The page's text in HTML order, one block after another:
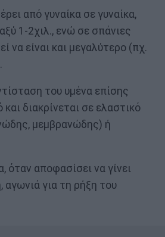
από γυναίκα σε γυναίκα,
1-2χιλ., ενώ σε σπάνιες
να είναι και μεγαλύτερο (πχ.
του υμένα επίσης
και διακρίνεται σε ελαστικό
μεμβρανώδης) ή
όταν αποφασίσει να γίνει
αγωνιά για τη ρήξη του